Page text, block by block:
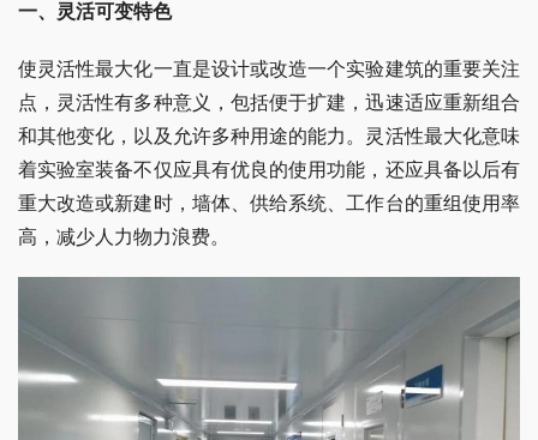
一、灵活可变特色
使灵活性最大化一直是设计或改造一个实验建筑的重要关注
点，灵活性有多种意义，包括便于扩建，迅速适应重新组合
和其他变化，以及允许多种用途的能力。灵活性最大化意味
着实验室装备不仅应具有优良的使用功能，还应具备以后有
重大改造或新建时，墙体、供给系统、工作台的重组使用率
高，减少人力物力浪费。